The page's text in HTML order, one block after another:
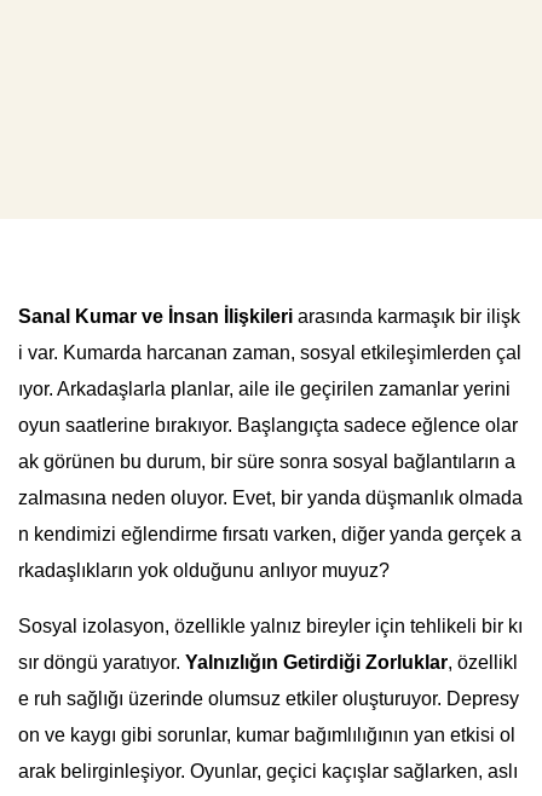
Sanal Kumar ve İnsan İlişkileri arasında karmaşık bir ilişk
i var. Kumarda harcanan zaman, sosyal etkileşimlerden çal
ıyor. Arkadaşlarla planlar, aile ile geçirilen zamanlar yerini
oyun saatlerine bırakıyor. Başlangıçta sadece eğlence olar
ak görünen bu durum, bir süre sonra sosyal bağlantıların a
zalmasına neden oluyor. Evet, bir yanda düşmanlık olmada
n kendimizi eğlendirme fırsatı varken, diğer yanda gerçek a
rkadaşlıkların yok olduğunu anlıyor muyuz?
Sosyal izolasyon, özellikle yalnız bireyler için tehlikeli bir kı
sır döngü yaratıyor. Yalnızlığın Getirdiği Zorluklar, özellikl
e ruh sağlığı üzerinde olumsuz etkiler oluşturuyor. Depresy
on ve kaygı gibi sorunlar, kumar bağımlılığının yan etkisi ol
arak belirginleşiyor. Oyunlar, geçici kaçışlar sağlarken, aslı